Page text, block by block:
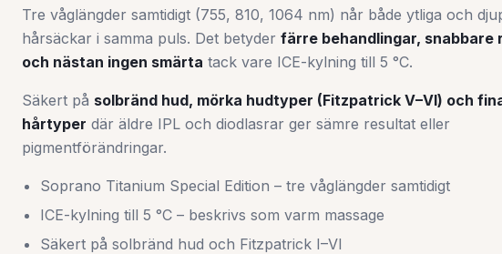
Tre våglängder samtidigt (755, 810, 1064 nm) når både ytliga och
hårsäckar i samma puls. Det betyder färre behandlingar, snabbare
och nästan ingen smärta tack vare ICE-kylning till 5 °C.
Säkert på solbränd hud, mörka hudtyper (Fitzpatrick V–VI) och
hårtyper där äldre IPL och diodlasrar ger sämre resultat eller
pigmentförändringar.
Soprano Titanium Special Edition – tre våglängder samtidigt
ICE-kylning till 5 °C – beskrivs som varm massage
Säkert på solbränd hud och Fitzpatrick I–VI